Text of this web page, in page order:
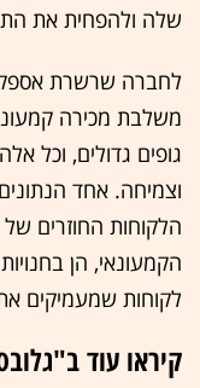
שלה ולהפחית את
לחברה שרשרת אספקה
משלבת מכירה
גופים גדולים, וכל
וצמיחה. אחד
הקמעונאי, הן
לקוחות שמעמיקים
קיראו עוד